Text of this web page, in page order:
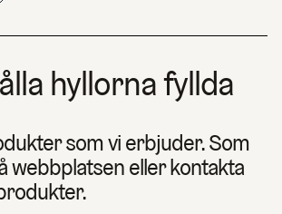
hyllorna fyllda
som vi erbjuder. Som
webbplatsen eller kontakta